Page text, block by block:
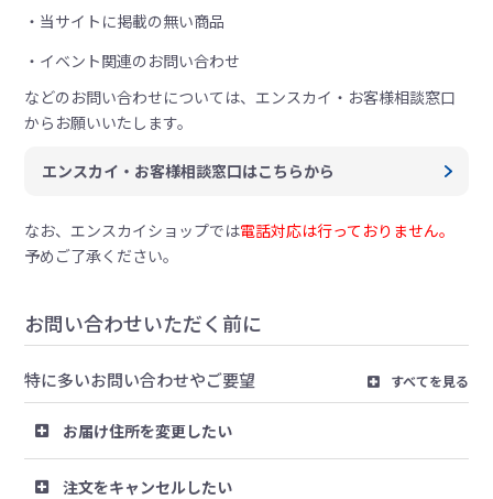
当サイトに掲載の無い商品
イベント関連のお問い合わせ
などのお問い合わせについては、エンスカイ・お客様相談窓口
からお願いいたします。
エンスカイ・お客様相談窓口はこちらから
なお、エンスカイショップでは電話対応は行っておりません。
予めご了承ください。
お問い合わせいただく前に
特に多いお問い合わせやご要望 すべてを見る
お届け住所を変更したい
注文をキャンセルしたい